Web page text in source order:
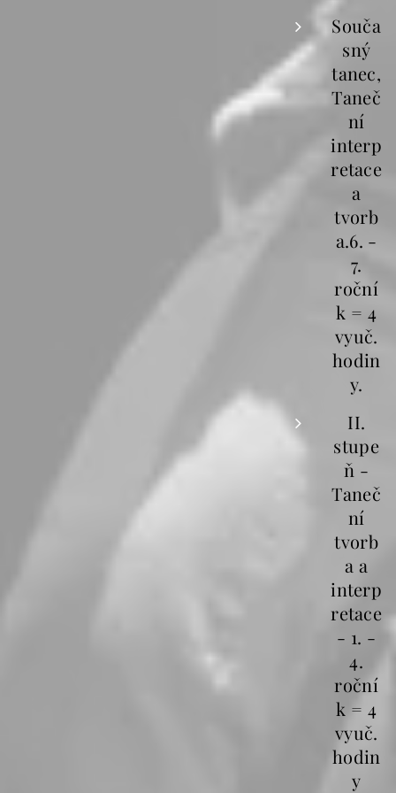
Souča
sný
tanec,
Taneč
ní
interp
retace
a
tvorb
a.6. -
7.
roční
k = 4
vyuč.
hodin
y.
II.
stupe
ň -
Taneč
ní
tvorb
a a
interp
retace
- 1. -
4.
roční
k = 4
vyuč.
hodin
y